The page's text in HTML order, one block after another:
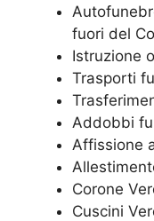
fuori del
Istruzione
Trasporti
Addobbi
Affissione
Corone
Cuscini